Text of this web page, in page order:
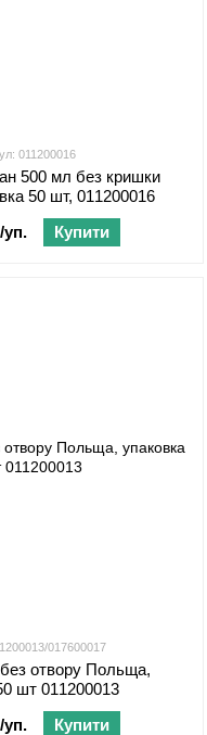
011200016
500 мл без кришки
50 шт, 011200016
уп.
Купити
017600017
отвору Польща,
шт 011200013
уп.
Купити